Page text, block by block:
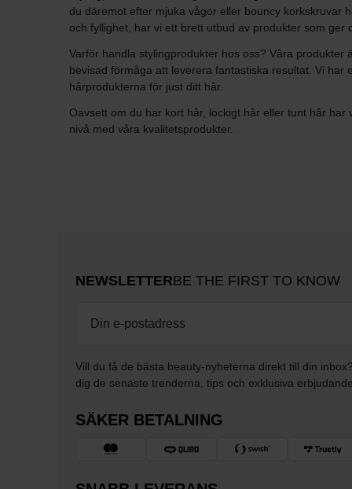
du däremot efter mjuka vågor eller bouncy korkskruvar
och fyllighet, har vi ett brett utbud av produkter som
Varför handla stylingprodukter hos oss? Våra
bevisad förmåga att leverera fantastiska resultat. Vi
hårprodukterna för just ditt hår.
Oavsett om du har kort hår, lockigt hår eller tunt hår
nivå med våra kvalitetsprodukter.
NEWSLETTERBE THE FIRST TO KNOW
Vill du få de bästa beauty-nyheterna direkt till din
dig de senaste trenderna, tips och exklusiva
SÄKER BETALNING